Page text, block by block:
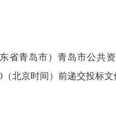
省青岛市）青岛市公共
（北京时间）前递交投标文